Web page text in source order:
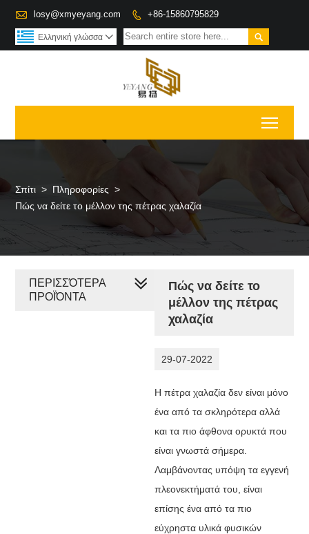
 losy@xmyeyang.com  +86-15860795829

Ελληνική γλώσσα 
Σπίτι > Πληροφορίες >
Πώς να δείτε το μέλλον της πέτρας χαλαζία
Πώς να δείτε το
μέλλον της πέτρας
χαλαζία
29-07-2022
Η πέτρα χαλαζία δεν είναι μόνο
ένα από τα σκληρότερα αλλά
και τα πιο άφθονα ορυκτά που
είναι γνωστά σήμερα.
Λαμβάνοντας υπόψη τα εγγενή
πλεονεκτήματά του, είναι
επίσης ένα από τα πιο
εύχρηστα υλικά φυσικών
ΠΕΡΙΣΣΌΤΕΡΑ
ΠΡΟΪΌΝΤΑ